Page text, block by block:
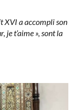
XVI a accompli son
je t’aime », sont la